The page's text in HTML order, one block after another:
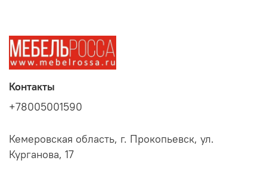
Контакты
+78005001590
Кемеровская область, г. Прокопьевск, ул.
Курганова, 17